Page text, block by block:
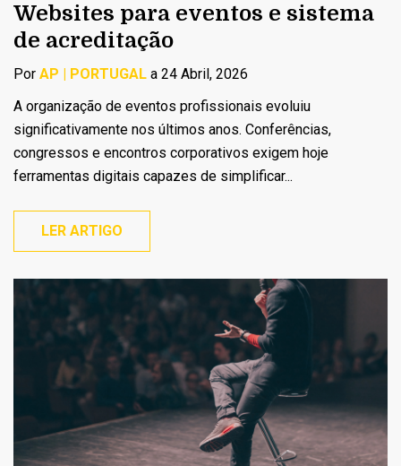
Websites para eventos e sistema
de acreditação
Por AP | PORTUGAL a 24 Abril, 2026
A organização de eventos profissionais evoluiu
significativamente nos últimos anos. Conferências,
congressos e encontros corporativos exigem hoje
ferramentas digitais capazes de simplificar...
LER ARTIGO